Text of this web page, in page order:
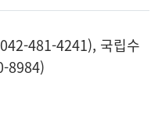
481-4241), 국립수
8984)